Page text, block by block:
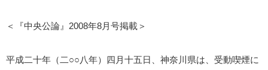
＜『中央公論』2008年8月号掲載＞
平成二十年（二○○八年）四月十五日、神奈川県は、受動喫煙に